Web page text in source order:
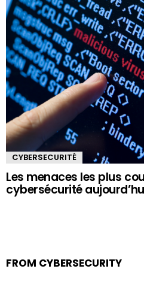
CYBERSECURITÉ
Les menaces les plus
cybersécurité
FROM CYBERSECURITY